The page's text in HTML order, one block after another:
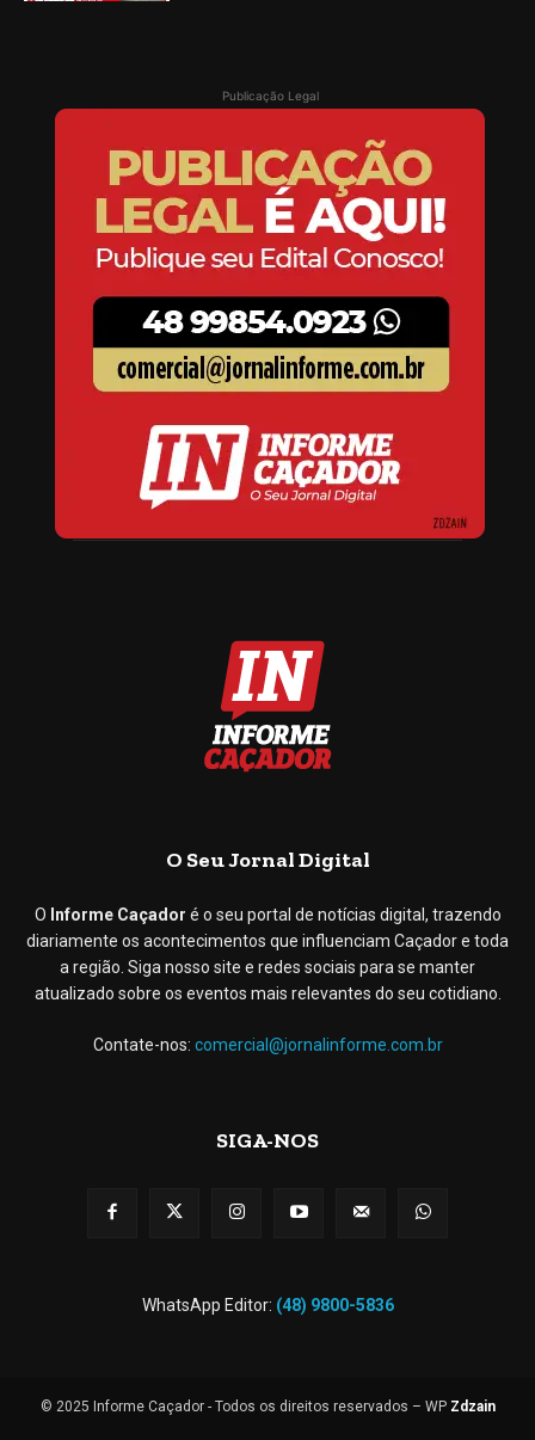
Publicação Legal
O Seu Jornal Digital
O Informe Caçador é o seu portal de notícias digital, trazendo
diariamente os acontecimentos que influenciam Caçador e toda
a região. Siga nosso site e redes sociais para se manter
atualizado sobre os eventos mais relevantes do seu cotidiano.
Contate-nos: comercial@jornalinforme.com.br
SIGA-NOS
WhatsApp Editor: (48) 9800-5836
© 2025 Informe Caçador - Todos os direitos reservados – WP Zdzain